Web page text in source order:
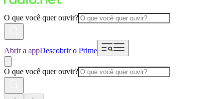
O que você quer ouvir?
Abrir a appDescobrir o Prime
O que você quer ouvir?